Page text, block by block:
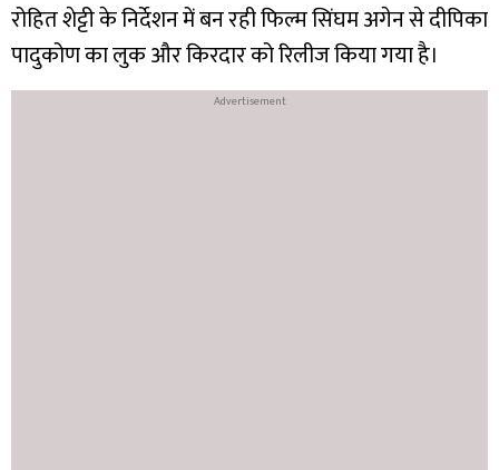
रोहित शेट्टी के निर्देशन में बन रही फिल्म सिंघम अगेन से दीपिका
पादुकोण का लुक और किरदार को रिलीज किया गया है।